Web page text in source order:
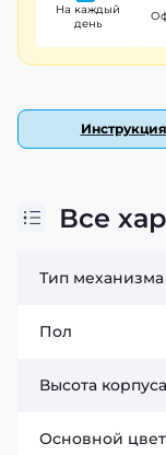
На каждый
день
Все
Тип механизма
Пол
Высота
Основной цвет